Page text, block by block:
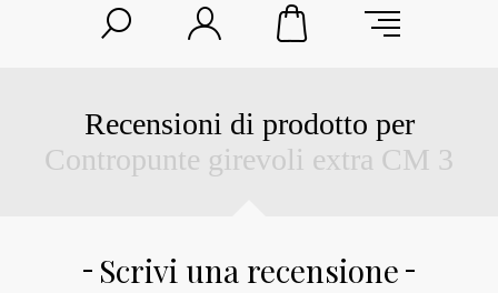
Recensioni di prodotto per
Contropunte girevoli extra CM 3
Scrivi una recensione